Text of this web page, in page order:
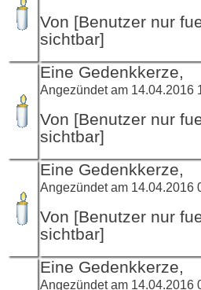
Von [Benutzer nur
sichtbar]
Eine Gedenkkerze,
Angezündet am 14.04.2016
Von [Benutzer nur
sichtbar]
Eine Gedenkkerze,
Angezündet am 14.04.2016
Von [Benutzer nur
sichtbar]
Eine Gedenkkerze,
Angezündet am 14.04.2016